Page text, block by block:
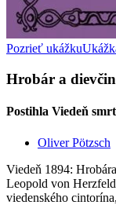
Pozrieť ukážku
Hrobár a
Postihla Viedeň
Oliver Pötzsch
Viedeň 1894:
Leopold von
viedenského